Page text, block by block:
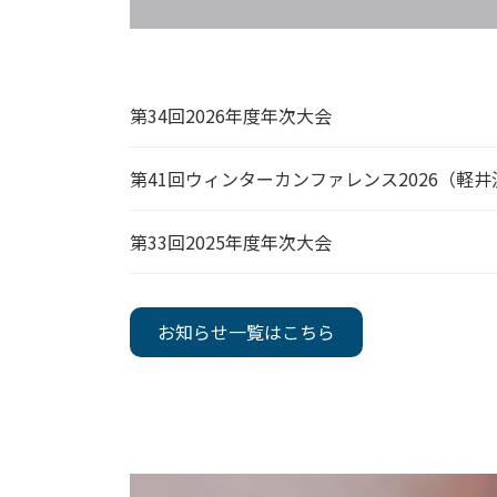
第34回2026年度年次大会
第41回ウィンターカンファレンス2026（軽井
第33回2025年度年次大会
お知らせ一覧はこちら